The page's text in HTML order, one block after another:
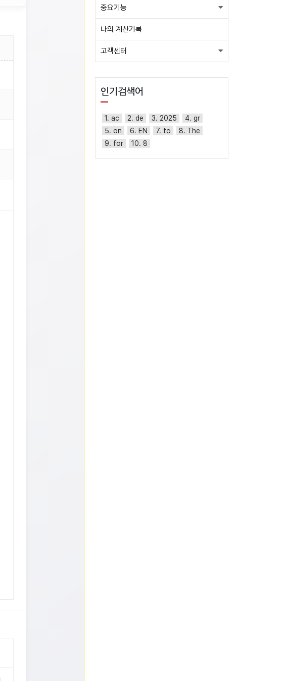
중요기능
나의 계산기록
고객센터
인기검색어
1. ac 2. de 3. 2025
4. gr
5. on
6. EN 7. to
8. The
9. for
10. 8